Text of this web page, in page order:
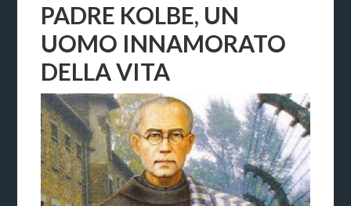
PADRE KOLBE, UN
UOMO INNAMORATO
DELLA VITA